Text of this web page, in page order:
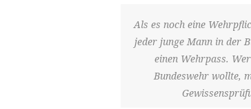
Als es noch eine
jeder junge Mann in der
einen Wehrpass.
Bundeswehr wollte,